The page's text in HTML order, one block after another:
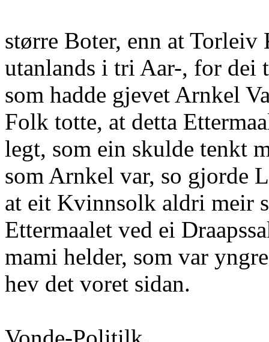
større Boter, enn at Torleiv
utanlands i tri Aar-, for dei
som hadde gjevet Arnkel
Folk totte, at detta
legt, som ein skulde tenkt
som Arnkel var, so gjorde
at eit Kvinnsolk aldri meir
Ettermaalet ved ei
mami helder, som var
hev det voret sidan.